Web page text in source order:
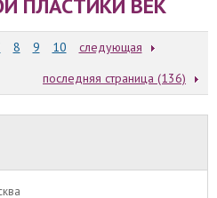
ПЛАСТИКИ ВЕК
8 9 10
следующая
последняя страница (136)